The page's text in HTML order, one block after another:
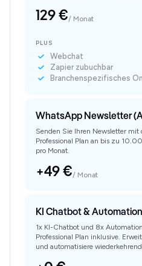
129 €/ Monat
PLUS
Webchat
Zapier zubuchbar
Branchenspezifisches
WhatsApp Newsletter
Senden Sie Ihren Newsletter mit
Professional Plan an bis zu
pro Monat.
+49 €/ Monat
KI Chatbot &
1x KI-Chatbot und 8x
Professional Plan inklusive.
und automatisiere